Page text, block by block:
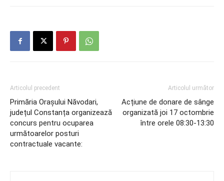
Articolul precedent
Primăria Orașului Năvodari,
județul Constanța organizează
concurs pentru ocuparea
următoarelor posturi
contractuale vacante:
Articolul următor
Acțiune de donare de sânge
organizată joi 17 octombrie
între orele 08:30-13:30